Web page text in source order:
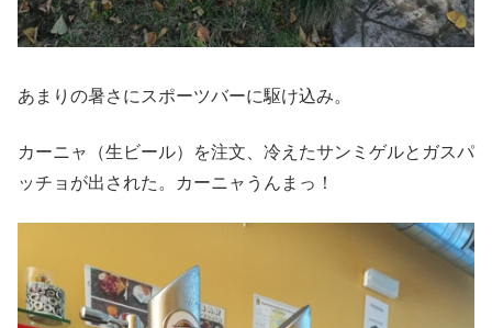
あまりの暑さにスポーツバーに駆け込み。
カーニャ（生ビール）を注文、冷えたサンミゲルとガスパ
ッチョが出された。カーニャうんまっ！